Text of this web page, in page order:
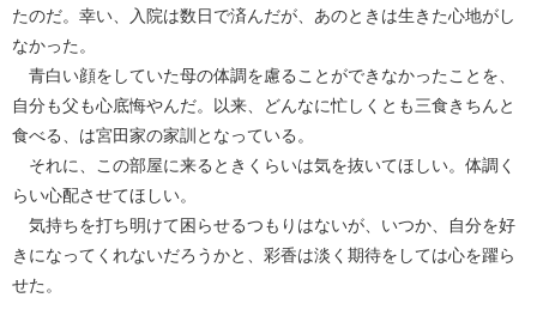
たのだ。幸い、入院は数日で済んだが、あのときは生きた心地がし
なかった。
青白い顔をしていた母の体調を慮ることができなかったことを、
自分も父も心底悔やんだ。以来、どんなに忙しくとも三食きちんと
食べる、は宮田家の家訓となっている。
それに、この部屋に来るときくらいは気を抜いてほしい。体調く
らい心配させてほしい。
気持ちを打ち明けて困らせるつもりはないが、いつか、自分を好
きになってくれないだろうかと、彩香は淡く期待をしては心を躍ら
せた。